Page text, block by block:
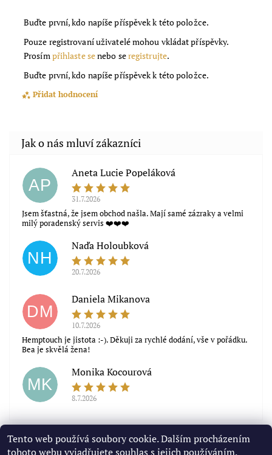
Buďte první, kdo napíše příspěvek k této položce.
Pouze registrovaní uživatelé mohou vkládat příspěvky.
Prosím přihlaste senebo seregistrujte.
Buďte první, kdo napíše příspěvek k této položce.
Přidat hodnocení
AP
Aneta Lucie Popeláková
31.7.2026
Jsem šťastná, že jsem obchod našla. Mají samé zázraky a velmi
milý poradenský servis ❤️❤️❤️
NH
Naďa Holoubková
20.7.2026
DM
Daniela Mikanova
10.7.2026
Hemptouch je jistota :-). Děkuji za rychlé dodání, vše v pořádku.
Bea je skvělá žena!
MK
Monika Kocourová
8.7.2026
Zobrazit další hodnocení
Tento web používá soubory cookie. Dalším procházením
tohoto webu vyjadřujete souhlas s jejich používáním.